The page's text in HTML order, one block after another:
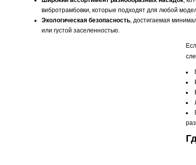
вибротрамбовки, которые подходят для любой
Экологическая безопасность, достигаемая
или густой заселенностью.